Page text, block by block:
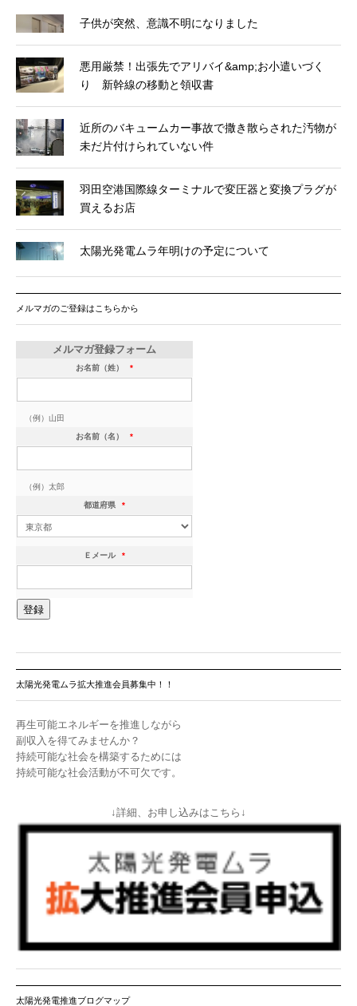
子供が突然、意識不明になりました
悪用厳禁！出張先でアリバイ&amp;お小遣いづく
り 新幹線の移動と領収書
近所のバキュームカー事故で撒き散らされた汚物が
未だ片付けられていない件
羽田空港国際線ターミナルで変圧器と変換プラグが
買えるお店
太陽光発電ムラ年明けの予定について
メルマガのご登録はこちらから
メルマガ登録フォーム
お名前（姓） *
（例）山田
お名前（名） *
（例）太郎
都道府県 *
Ｅメール *
太陽光発電ムラ拡大推進会員募集中！！
再生可能エネルギーを推進しながら
副収入を得てみませんか？
持続可能な社会を構築するためには
持続可能な社会活動が不可欠です。
↓詳細、お申し込みはこちら↓
太陽光発電推進ブログマップ